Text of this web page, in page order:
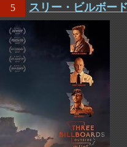
5 スリー・ビルボード